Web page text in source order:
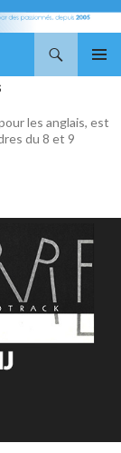
les anglais, est
du 8 et 9